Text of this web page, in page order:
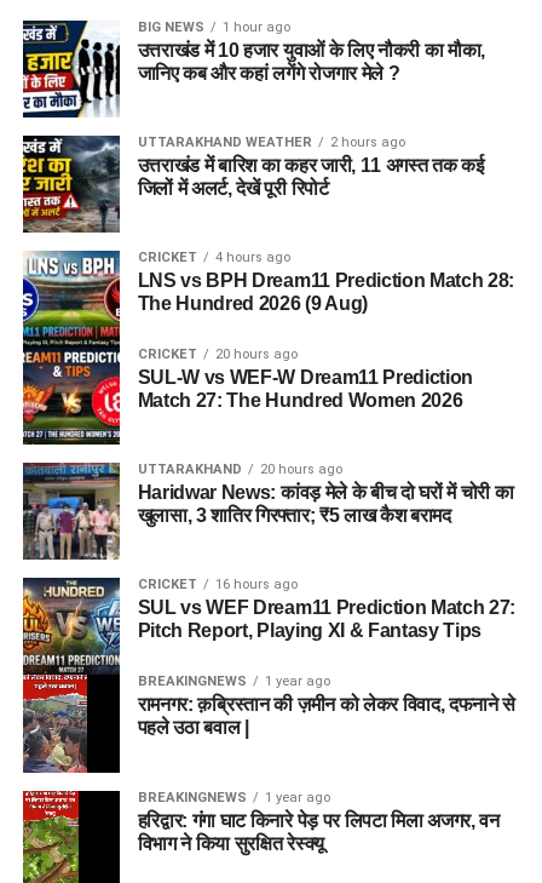
BIG NEWS 1 hour ago
उत्तराखंड में 10 हजार युवाओं के लिए नौकरी का मौका,
जानिए कब और कहां लगेंगे रोजगार मेले ?
UTTARAKHAND WEATHER 2 hours ago
उत्तराखंड में बारिश का कहर जारी, 11 अगस्त तक कई
जिलों में अलर्ट, देखें पूरी रिपोर्ट
CRICKET 4 hours ago
LNS vs BPH Dream11 Prediction Match 28:
The Hundred 2026 (9 Aug)
CRICKET 20 hours ago
SUL-W vs WEF-W Dream11 Prediction
Match 27: The Hundred Women 2026
UTTARAKHAND 20 hours ago
Haridwar News: कांवड़ मेले के बीच दो घरों में चोरी का
खुलासा, 3 शातिर गिरफ्तार; ₹5 लाख कैश बरामद
CRICKET 16 hours ago
SUL vs WEF Dream11 Prediction Match 27:
Pitch Report, Playing XI & Fantasy Tips
BREAKINGNEWS 1 year ago
रामनगर: क़ब्रिस्तान की ज़मीन को लेकर विवाद, दफनाने से
पहले उठा बवाल |
BREAKINGNEWS 1 year ago
हरिद्वार: गंगा घाट किनारे पेड़ पर लिपटा मिला अजगर, वन
विभाग ने किया सुरक्षित रेस्क्यू